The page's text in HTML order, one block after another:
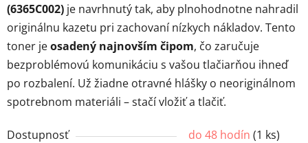
(6365C002) je navrhnutý tak, aby plnohodnotne nahradil
originálnu kazetu pri zachovaní nízkych nákladov. Tento
toner jeosadený najnovším čipom, čo zaručuje
bezproblémovú komunikáciu s vašou tlačiarňou ihneď
po rozbalení. Už žiadne otravné hlášky o neoriginálnom
spotrebnom materiáli – stačí vložiť a tlačiť.
Dostupnosť do 48 hodín (1 ks)